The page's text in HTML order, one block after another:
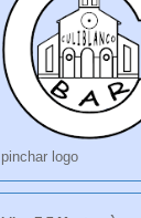
pinchar logo